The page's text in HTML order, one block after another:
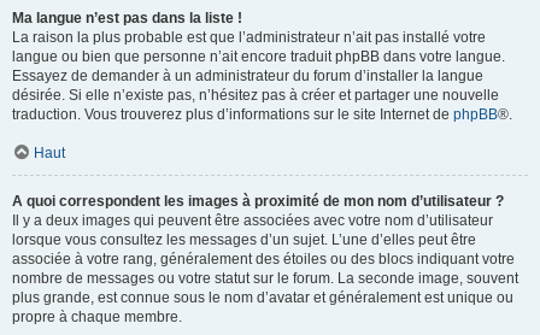
Ma langue n’est pas dans la liste !
La raison la plus probable est que l’administrateur n’ait pas installé votre
langue ou bien que personne n’ait encore traduit phpBB dans votre langue.
Essayez de demander à un administrateur du forum d’installer la langue
désirée. Si elle n’existe pas, n’hésitez pas à créer et partager une nouvelle
traduction. Vous trouverez plus d’informations sur le site Internet de phpBB®.
Haut
A quoi correspondent les images à proximité de mon nom d’utilisateur ?
Il y a deux images qui peuvent être associées avec votre nom d’utilisateur
lorsque vous consultez les messages d’un sujet. L’une d’elles peut être
associée à votre rang, généralement des étoiles ou des blocs indiquant votre
nombre de messages ou votre statut sur le forum. La seconde image, souvent
plus grande, est connue sous le nom d’avatar et généralement est unique ou
propre à chaque membre.